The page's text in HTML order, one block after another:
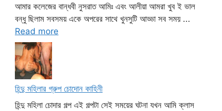
আমার কলেজের বান্ধবী নুসরাত আমিঃ এবং আলীয়া আমরা খুব ই ভাল
বন্ধু ছিলাম সবসময় একে অপরের সাথে খুনসুটি আড্ডা সব সময় ...
Read more
হিন্দু মহিলার গ্রুপ চোদোন কাহিনী
হিন্দু মহিলা চোদার গল্প এই গল্পটা সেই সময়ের ঘটনা যখন আমি ক্লাস